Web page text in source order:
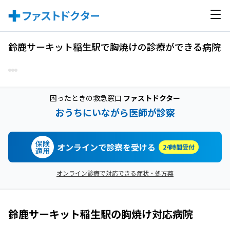
鈴鹿サーキット稲生駅で胸焼けの診療ができる病院
困ったときの救急窓口 ファストドクター
おうちにいながら医師が診察
保険
適用 オンラインで診察を受ける 24時間受付
オンライン診療で対応できる症状・処方薬
鈴鹿サーキット稲生駅の胸焼け対応病院